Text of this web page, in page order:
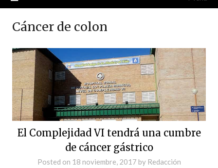
Cáncer de colon
El Complejidad VI tendrá una cumbre
de cáncer gástrico
Posted on 18 noviembre, 2017 by Redacción